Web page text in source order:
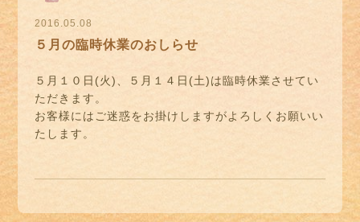
2016.05.08
５月の臨時休業のおしらせ
５月１０日(火)、５月１４日(土)は臨時休業させてい
ただきます。
お客様にはご迷惑をお掛けしますがよろしくお願いい
たします。